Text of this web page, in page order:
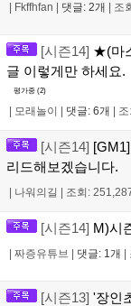
Fkffhfan 댓글: 2개 조
[시즌14] ★(마
글 이렇게만 하세요.
평가중 (2)
| 모래놀이 | 댓글: 6개 |
[시즌14]
리드해보겠습니다.
| 나워의길 | 조회:
[시즌14] M)시
| 짜증유튜브 | 댓글: 1개 |
[시즌13] '장인